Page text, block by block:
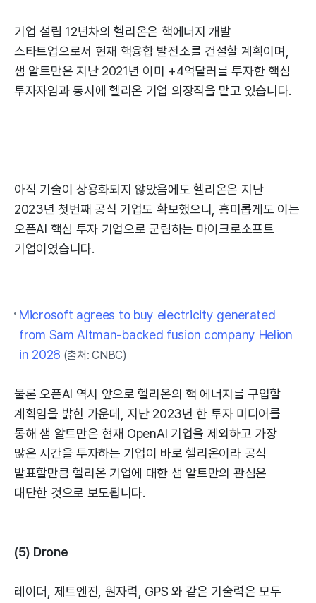
기업 설립 12년차의 헬리온은 핵에너지 개발
스타트업으로서 현재 핵융합 발전소를 건설할 계획이며,
샘 알트만은 지난 2021년 이미 +4억달러를 투자한 핵심
투자자임과 동시에 헬리온 기업 의장직을 맡고 있습니다.
아직 기술이 상용화되지 않았음에도 헬리온은 지난
2023년 첫번째 공식 기업도 확보했으니, 흥미롭게도 이는
오픈AI 핵심 투자 기업으로 군림하는 마이크로소프트
기업이였습니다.
Microsoft agrees to buy electricity generated
from Sam Altman-backed fusion company Helion
in 2028 (출처: CNBC)
물론 오픈AI 역시 앞으로 헬리온의 핵 에너지를 구입할
계획임을 밝힌 가운데, 지난 2023년 한 투자 미디어를
통해 샘 알트만은 현재 OpenAI 기업을 제외하고 가장
많은 시간을 투자하는 기업이 바로 헬리온이라 공식
발표할만큼 헬리온 기업에 대한 샘 알트만의 관심은
대단한 것으로 보도됩니다.
(5) Drone
레이더, 제트엔진, 원자력, GPS 와 같은 기술력은 모두